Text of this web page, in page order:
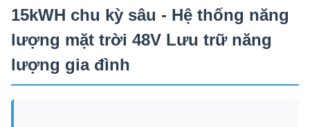
15kWH chu kỳ sâu - Hệ thống năng
lượng mặt trời 48V Lưu trữ năng
lượng gia đình